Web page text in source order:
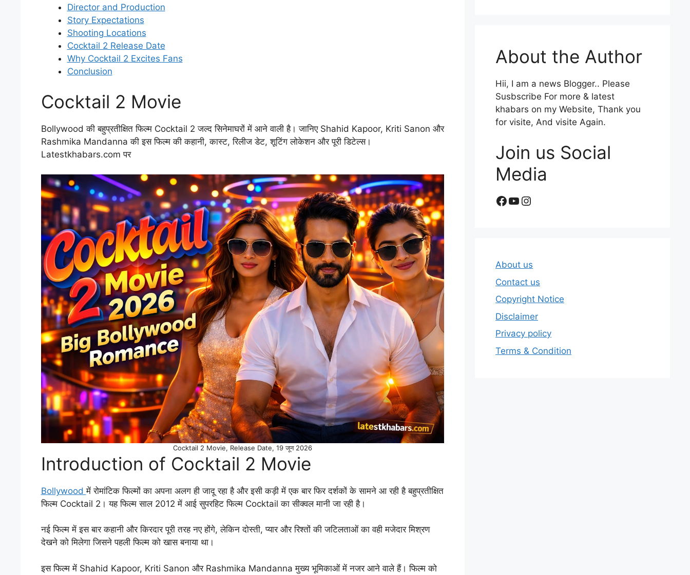
Director and Production
Story Expectations
Shooting Locations
Cocktail 2 Release Date
Why Cocktail 2 Excites Fans
Conclusion
Cocktail 2 Movie
Bollywood की बहुप्रतीक्षित फिल्म Cocktail 2 जल्द सिनेमाघरों में आने वाली है। जानिए Shahid Kapoor, Kriti Sanon और
Rashmika Mandanna की इस फिल्म की कहानी, कास्ट, रिलीज डेट, शूटिंग लोकेशन और पूरी डिटेल्स।
Latestkhabars.com पर
Cocktail 2 Movie, Release Date, 19 जून 2026
Introduction of Cocktail 2 Movie
Bollywoodमें रोमांटिक फिल्मों का अपना अलग ही जादू रहा है और इसी कड़ी में एक बार फिर दर्शकों के सामने आ रही है बहुप्रतीक्षित
फिल्म Cocktail 2। यह फिल्म साल 2012 में आई सुपरहिट फिल्म Cocktail का सीक्वल मानी जा रही है।
नई फिल्म में इस बार कहानी और किरदार पूरी तरह नए होंगे, लेकिन दोस्ती, प्यार और रिश्तों की जटिलताओं का वही मजेदार मिश्रण
देखने को मिलेगा जिसने पहली फिल्म को खास बनाया था।
इस फिल्म में Shahid Kapoor, Kriti Sanon और Rashmika Mandanna मुख्य भूमिकाओं में नजर आने वाले हैं। फिल्म को
About the Author
Hii, I am a news Blogger.. Please
Susbscribe For more & latest
khabars on my Website, Thank you
for visite, And visite Again.
Join us Social
Media
Facebook
YouTube
Instagram
About us
Contact us
Copyright Notice
Disclaimer
Privacy policy
Terms & Condition